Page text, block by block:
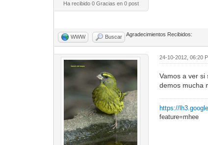
Ha recibido 0 Gracias en 0 post
WWW Buscar Agradecimientos Recibidos:
24-10-2012, 06:20
Vamos a ver
demos mucha
https://
feature=mhee